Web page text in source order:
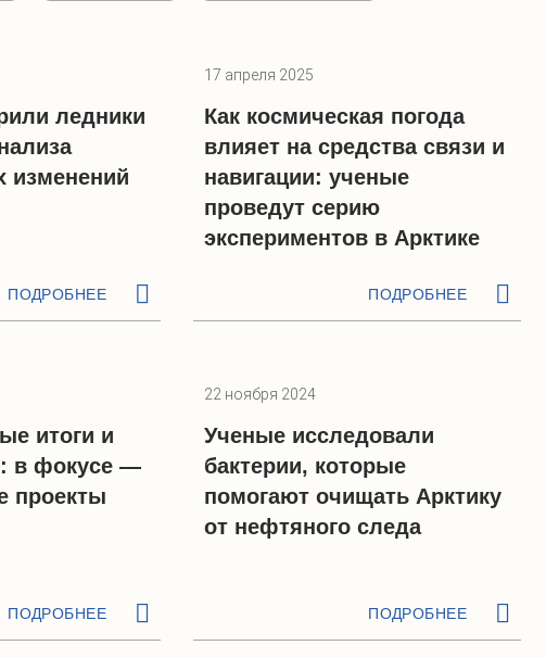
ледники
изменений
ПОДРОБНЕЕ
17 апреля 2025
Как космическая погода
влияет на средства связи и
навигации: ученые
проведут серию
экспериментов в Арктике
ПОДРОБНЕЕ
итоги и
в фокусе —
проекты
ПОДРОБНЕЕ
22 ноября 2024
Ученые исследовали
бактерии, которые
помогают очищать Арктику
от нефтяного следа
ПОДРОБНЕЕ